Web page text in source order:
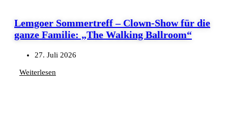
Lemgoer Sommertreff – Clown-Show für die
ganze Familie: „The Walking Ballroom“
27. Juli 2026
Weiterlesen